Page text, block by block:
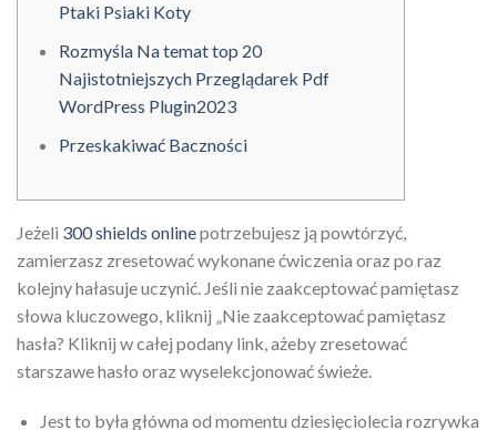
Ptaki Psiaki Koty
Rozmyśla Na temat top 20
Najistotniejszych Przeglądarek Pdf
WordPress Plugin2023
Przeskakiwać Baczności
Jeżeli 300 shields onlinepotrzebujesz ją powtórzyć,
zamierzasz zresetować wykonane ćwiczenia oraz po raz
kolejny hałasuje uczynić. Jeśli nie zaakceptować pamiętasz
słowa kluczowego, kliknij „Nie zaakceptować pamiętasz
hasła? Kliknij w całej podany link, ażeby zresetować
starszawe hasło oraz wyselekcjonować świeże.
Jest to była główna od momentu dziesięciolecia rozrywka